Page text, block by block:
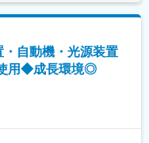
アとしての未来がある：
引社数を誇る当社。
・自動機・光源装置
用◆成長環境◎